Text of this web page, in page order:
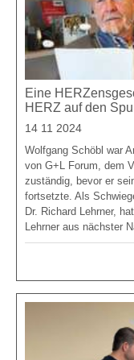
Eine
HERZ auf den
14 11 2024
Wolfgang Schöbl war
von G+L Forum, dem
zuständig, bevor er
fortsetzte. Als
Dr. Richard Lehrner,
Lehrner aus nächster